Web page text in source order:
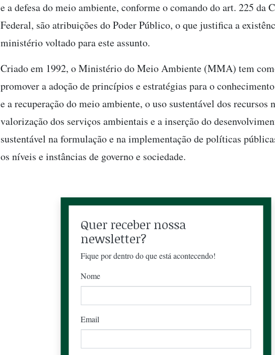
e a defesa do meio ambiente, conforme o comando do art. 225 da
Federal, são atribuições do Poder Público, o que justifica a
ministério voltado para este assunto.
Criado em 1992, o Ministério do Meio Ambiente (MMA) tem
promover a adoção de princípios e estratégias para o
e a recuperação do meio ambiente, o uso sustentável dos recursos
valorização dos serviços ambientais e a inserção do
sustentável na formulação e na implementação de políticas
os níveis e instâncias de governo e sociedade.
Quer receber nossa
newsletter?
Fique por dentro do que está acontecendo!
Nome
Email